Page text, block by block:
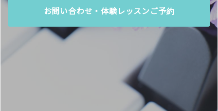
お問い合わせ・体験レッスンご予約